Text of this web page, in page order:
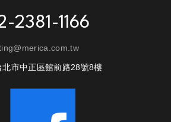
2381-1166
北市中正區館前路28號8樓